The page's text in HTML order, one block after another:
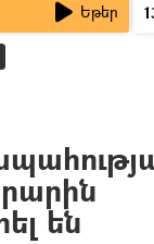
Եթեր
են